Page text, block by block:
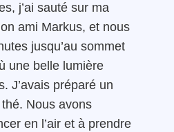
j’ai sauté sur ma
ami Markus, et nous
jusqu’au sommet
une belle lumière
J’avais préparé un
Nous avons
en l’air et à prendre